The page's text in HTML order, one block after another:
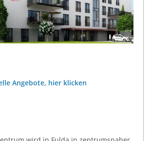
Angebote, hier klicken